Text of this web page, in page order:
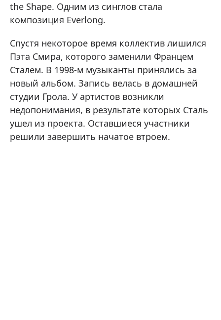
the Shape. Одним из синглов стала
композиция Everlong.
Спустя некоторое время коллектив лишился
Пэта Смира, которого заменили Францем
Сталем. В 1998-м музыканты принялись за
новый альбом. Запись велась в домашней
студии Грола. У артистов возникли
недопонимания, в результате которых Сталь
ушел из проекта. Оставшиеся участники
решили завершить начатое втроем.